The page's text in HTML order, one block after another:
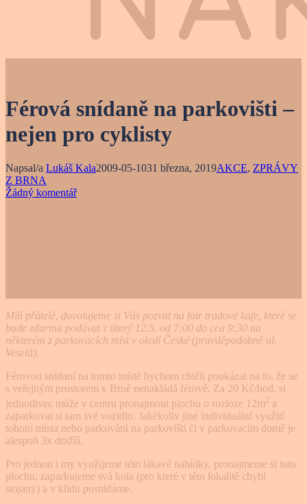
Férová snídaně na parkovišti –
nejen pro cyklisty
Napsal/a Lukáš Kala2009-05-1031 března, 2019AKCE, ZPRÁVY
Z BRNA
Žádný komentář
Milí přátelé, dovolujeme si Vás pozvat na fair tradové kafe, které se
bude zdarma podávat v úterý 12.5. od 7:00 do cca 9:30 na
některém z parkovacích míst v okolí České (pravděpodobně ul.
Veselá).
Férovou snídaní na tomto místě bychom chtěli poukázat na to, že se
s veřejným prostorem v Brně nenakládá férově. Za 20 Kč/hod. si
jednotlivec může v centru pronajmout plochu o rozloze 12m2 a
zaparkovat si tam své vozidlo. Jakékoliv jiné individuální využití
tohoto místa nebo parkování na parkovišti či v parkovacím domě je
alespoň 3x dražší.
Pro jednou i my využijeme této lákavé nabídky, pronajmeme si tuto
plochu, zaparkujeme svá kola (pro které v této lokalitě chybí
stojany) a v klidu posnídáme.